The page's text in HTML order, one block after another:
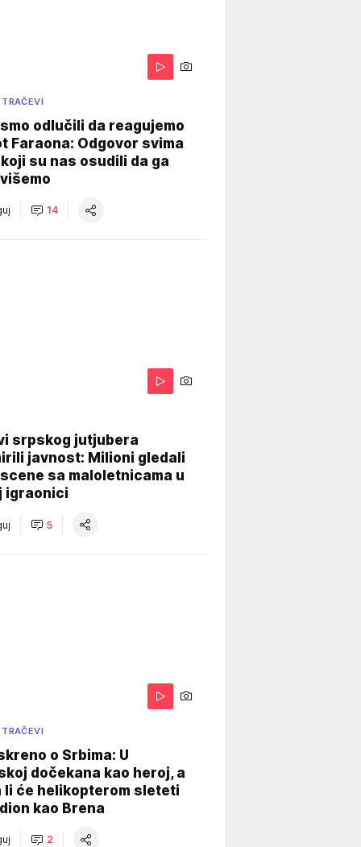
odlučili da reagujemo
Faraona: Odgovor svima
su nas osudili da ga
14
srpskog jutjubera
javnost: Milioni gledali
sa maloletnicama u
igraonici
5
o Srbima: U
dočekana kao heroj, a
li će helikopterom sleteti
kao Brena
2